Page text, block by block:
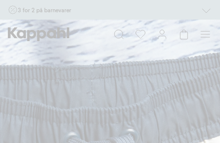
3 for 2 på barnevarer
Ikke Newbie. Gjelder når du handler 2 eller flere varer som inngår i tilbudet tom.
17/8 i butikk & online for deg som er eller blir medlem. Kan ikke kombineres med
andre tilbud eller rabatter.
Handle nå